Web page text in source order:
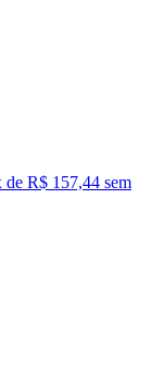
de R$ 157,44 sem